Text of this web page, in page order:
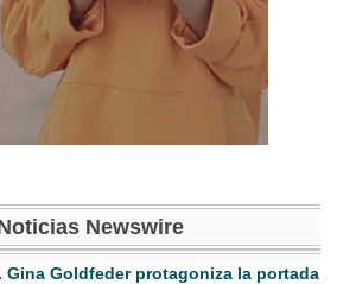
Newswire
Gina Goldfeder protagoniza la portada